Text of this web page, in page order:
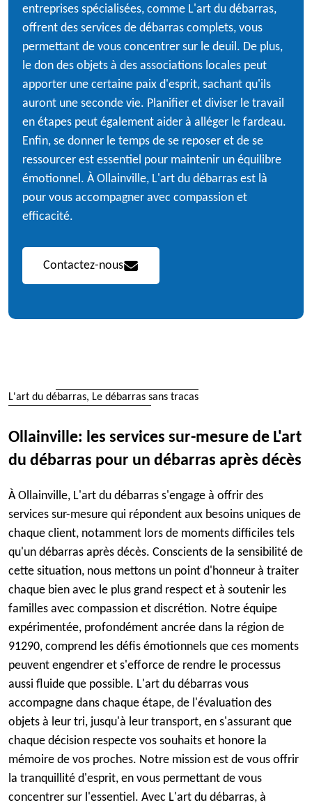
entreprises spécialisées, comme L'art du débarras,
offrent des services de débarras complets, vous
permettant de vous concentrer sur le deuil. De plus,
le don des objets à des associations locales peut
apporter une certaine paix d'esprit, sachant qu'ils
auront une seconde vie. Planifier et diviser le travail
en étapes peut également aider à alléger le fardeau.
Enfin, se donner le temps de se reposer et de se
ressourcer est essentiel pour maintenir un équilibre
émotionnel. À Ollainville, L'art du débarras est là
pour vous accompagner avec compassion et
efficacité.
Contactez-nous
L'art du débarras, Le débarras sans tracas
Ollainville: les services sur-mesure de L'art
du débarras pour un débarras après décès
À Ollainville, L'art du débarras s'engage à offrir des
services sur-mesure qui répondent aux besoins uniques de
chaque client, notamment lors de moments difficiles tels
qu'un débarras après décès. Conscients de la sensibilité de
cette situation, nous mettons un point d'honneur à traiter
chaque bien avec le plus grand respect et à soutenir les
familles avec compassion et discrétion. Notre équipe
expérimentée, profondément ancrée dans la région de
91290, comprend les défis émotionnels que ces moments
peuvent engendrer et s'efforce de rendre le processus
aussi fluide que possible. L'art du débarras vous
accompagne dans chaque étape, de l'évaluation des
objets à leur tri, jusqu'à leur transport, en s'assurant que
chaque décision respecte vos souhaits et honore la
mémoire de vos proches. Notre mission est de vous offrir
la tranquillité d'esprit, en vous permettant de vous
concentrer sur l'essentiel. Avec L'art du débarras, à